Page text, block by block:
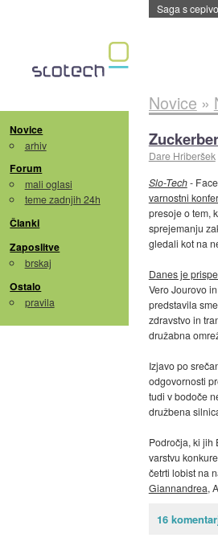
Saga s
Novice
arhiv
Forum
mali oglasi
teme zadnjih 24h
Članki
Zaposlitve
brskaj
Ostalo
pravila
Novice »
Dare Hriberšek
Slo-Tech-
varnostni
presoje o tem,
sprejemanju
gledali kot na
Danes je
Vero Jourovo
predstavila
zdravstvo in
družabna
Izjavo po
odgovornosti
tudi v bodoče
družbena
Področja, ki jih
varstvu
četrti lobist na
Giannandrea,
16